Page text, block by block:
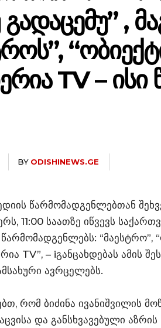
,
TV –
BY ODISHINEWS.GE
წარმომადგენლებთან
11:00 საათზე იწვევს
“მაესტრო”,
TV”, – iგანცახდებას ამის
ავრცელებს.
რომ ბიძინა ივანიშვილის
და განსხვავებული აზრის